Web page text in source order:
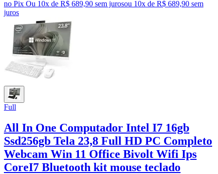
no Pix Ou 10x de R$ 689,90 sem jurosou 10x de R$ 689,90 sem
juros
Full
All In One Computador Intel I7 16gb
Ssd256gb Tela 23,8 Full HD PC Completo
Webcam Win 11 Office Bivolt Wifi Ips
CoreI7 Bluetooth kit mouse teclado